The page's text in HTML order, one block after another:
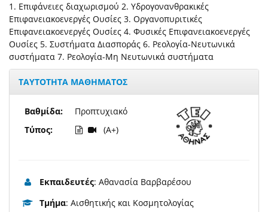
1. Επιφάνειες διαχωρισμού 2. Υδρογονανθρακικές
Επιφανειακοενεργές Ουσίες 3. Οργανοπυριτικές
Επιφανειακοενεργές Ουσίες 4. Φυσικές Επιφανειακοενεργές
Ουσίες 5. Συστήματα Διασποράς 6. Ρεολογία-Νευτωνικά
συστήματα 7. Ρεολογία-Μη Νευτωνικά συστήματα
ΤΑΥΤΟΤΗΤΑ ΜΑΘΗΜΑΤΟΣ
Βαθμίδα:
Τύπος:
Προπτυχιακό
(A+)
Εκπαιδευτές: Αθανασία Βαρβαρέσου
Τμήμα: Αισθητικής και Κοσμητολογίας